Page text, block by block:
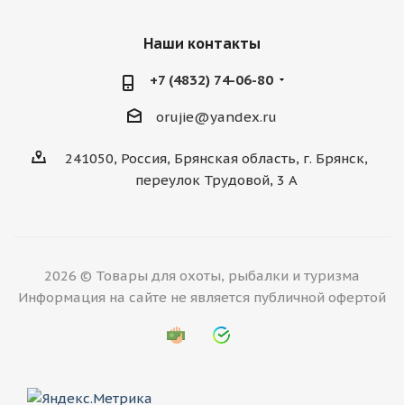
Наши контакты
+7 (4832) 74-06-80
orujie@yandex.ru
241050, Россия, Брянская область, г. Брянск,
переулок Трудовой, 3 А
2026 © Товары для охоты, рыбалки и туризма
Информация на сайте не является публичной офертой